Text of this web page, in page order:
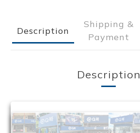
Description
Shipping &
Payment
Description